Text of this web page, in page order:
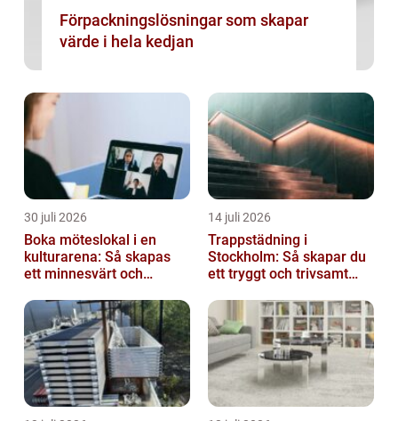
Förpackningslösningar som skapar
värde i hela kedjan
30 juli 2026
Boka möteslokal i en
kulturarena: Så skapas
ett minnesvärt och
14 juli 2026
Trappstädning i
Stockholm: Så skapar du
ett tryggt och trivsamt